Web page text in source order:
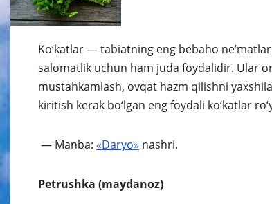
Ko‘katlar — tabiatning eng bebaho
salomatlik uchun ham juda foydalidir. Ular
mustahkamlash, ovqat hazm qilishni
kiritish kerak bo‘lgan eng foydali ko‘katlar
— Manba: «Daryo» nashri.
Petrushka (maydanoz)